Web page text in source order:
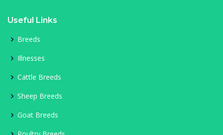
Useful Links
Breeds
Illnesses
Cattle Breeds
Sheep Breeds
Goat Breeds